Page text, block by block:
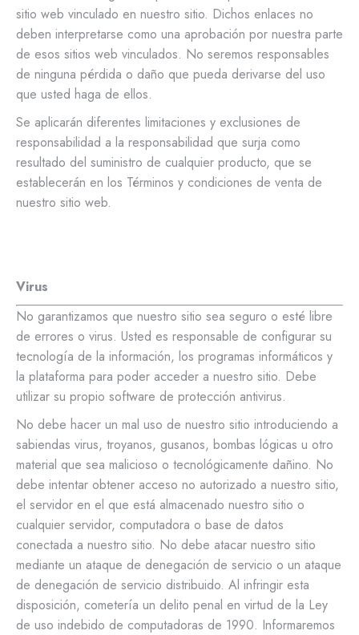
sitio web vinculado en nuestro sitio. Dichos enlaces no
deben interpretarse como una aprobación por nuestra parte
de esos sitios web vinculados. No seremos responsables
de ninguna pérdida o daño que pueda derivarse del uso
que usted haga de ellos.
Se aplicarán diferentes limitaciones y exclusiones de
responsabilidad a la responsabilidad que surja como
resultado del suministro de cualquier producto, que se
establecerán en los Términos y condiciones de venta de
nuestro sitio web.
Virus
No garantizamos que nuestro sitio sea seguro o esté libre
de errores o virus. Usted es responsable de configurar su
tecnología de la información, los programas informáticos y
la plataforma para poder acceder a nuestro sitio. Debe
utilizar su propio software de protección antivirus.
No debe hacer un mal uso de nuestro sitio introduciendo a
sabiendas virus, troyanos, gusanos, bombas lógicas u otro
material que sea malicioso o tecnológicamente dañino. No
debe intentar obtener acceso no autorizado a nuestro sitio,
el servidor en el que está almacenado nuestro sitio o
cualquier servidor, computadora o base de datos
conectada a nuestro sitio. No debe atacar nuestro sitio
mediante un ataque de denegación de servicio o un ataque
de denegación de servicio distribuido. Al infringir esta
disposición, cometería un delito penal en virtud de la Ley
de uso indebido de computadoras de 1990. Informaremos